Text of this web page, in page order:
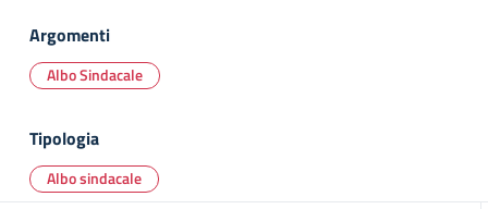
Argomenti
Albo Sindacale
Tipologia
Albo sindacale